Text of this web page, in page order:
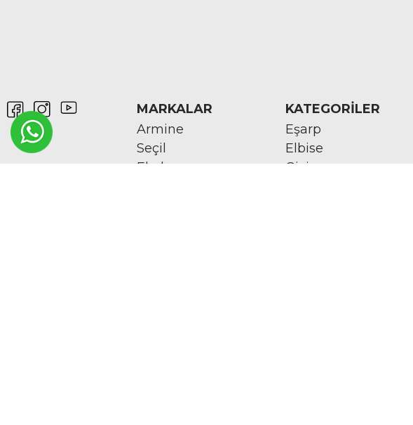
MARKALAR
Armine
Seçil
Ekol
KATEGORİLER
Eşarp
Elbise
Giyim